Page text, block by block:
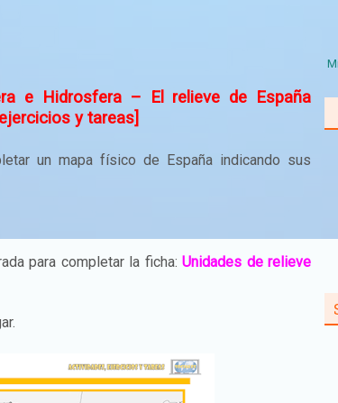
e Hidrosfera – El relieve de España
y tareas]
un mapa físico de España indicando sus
para completar la ficha: Unidades de relieve